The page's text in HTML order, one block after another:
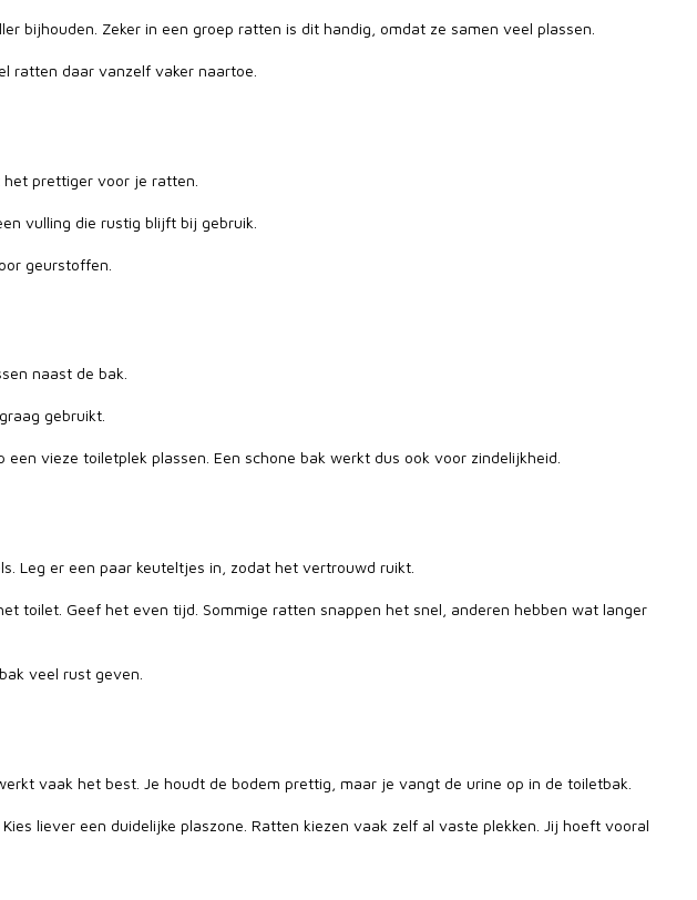
bijhouden. Zeker in een groep ratten is dit handig, omdat ze samen veel plassen.
ratten daar vanzelf vaker naartoe.
prettiger voor je ratten.
vulling die rustig blijft bij gebruik.
geurstoffen.
naast de bak.
gebruikt.
vieze toiletplek plassen. Een schone bak werkt dus ook voor zindelijkheid.
Leg er een paar keuteltjes in, zodat het vertrouwd ruikt.
toilet. Geef het even tijd. Sommige ratten snappen het snel, anderen hebben wat langer
veel rust geven.
vaak het best. Je houdt de bodem prettig, maar je vangt de urine op in de toiletbak.
liever een duidelijke plaszone. Ratten kiezen vaak zelf al vaste plekken. Jij hoeft vooral